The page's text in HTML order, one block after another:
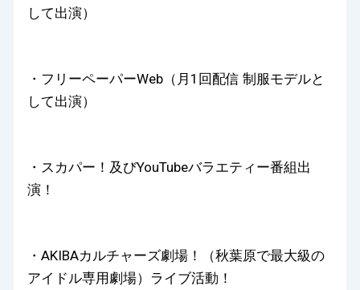
して出演）
・フリーペーパーWeb（月1回配信 制服モデルと
して出演）
・スカパー！及びYouTubeバラエティー番組出
演！
・AKIBAカルチャーズ劇場！（秋葉原で最大級の
アイドル専用劇場）ライブ活動！